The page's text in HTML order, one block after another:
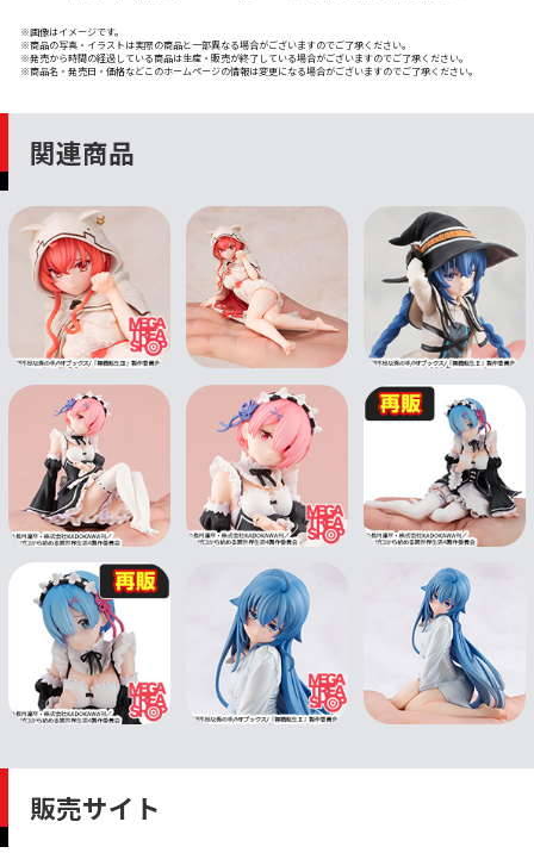
※画像はイメージです。
※商品の写真・イラストは実際の商品と一部異なる場合がございますのでご了承ください。
※発売から時間の経過している商品は生産・販売が終了している場合がございますのでご了承ください。
※商品名・発売日・価格などこのホームページの情報は変更になる場合がございますのでご了承ください。
関連商品
販売サイト